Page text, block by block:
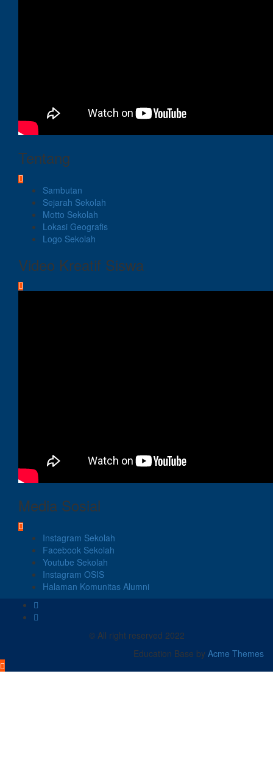
Tentang
Sambutan
Sejarah Sekolah
Motto Sekolah
Lokasi Geografis
Logo Sekolah
Video Kreatif Siswa
Media Sosial
Instagram Sekolah
Facebook Sekolah
Youtube Sekolah
Instagram OSIS
Halaman Komunitas Alumni
© All right reserved 2022
Education Base by Acme Themes